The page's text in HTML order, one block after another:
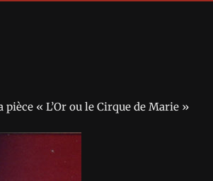
« L’Or ou le Cirque de Marie »